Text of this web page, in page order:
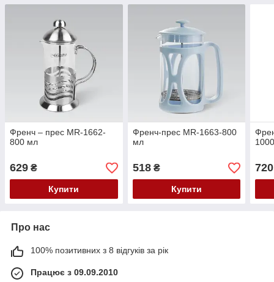
Френч – прес MR-1662-
800 мл
629 ₴
Купити
Френч-прес MR-1663-800
мл
518₴
Купити
720
Про нас
100% позитивних з 8 відгуків за рік
Працює з 09.09.2010